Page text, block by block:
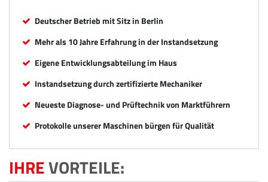
Deutscher Betrieb mit Sitz in Berlin
Mehr als 10 Jahre Erfahrung in der Instandsetzung
Eigene Entwicklungsabteilung im Haus
Instandsetzung durch zertifizierte Mechaniker
Neueste Diagnose- und Prüftechnik von Marktführern
Protokolle unserer Maschinen bürgen für Qualität
IHREVORTEILE: